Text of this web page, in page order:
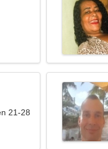
21-28